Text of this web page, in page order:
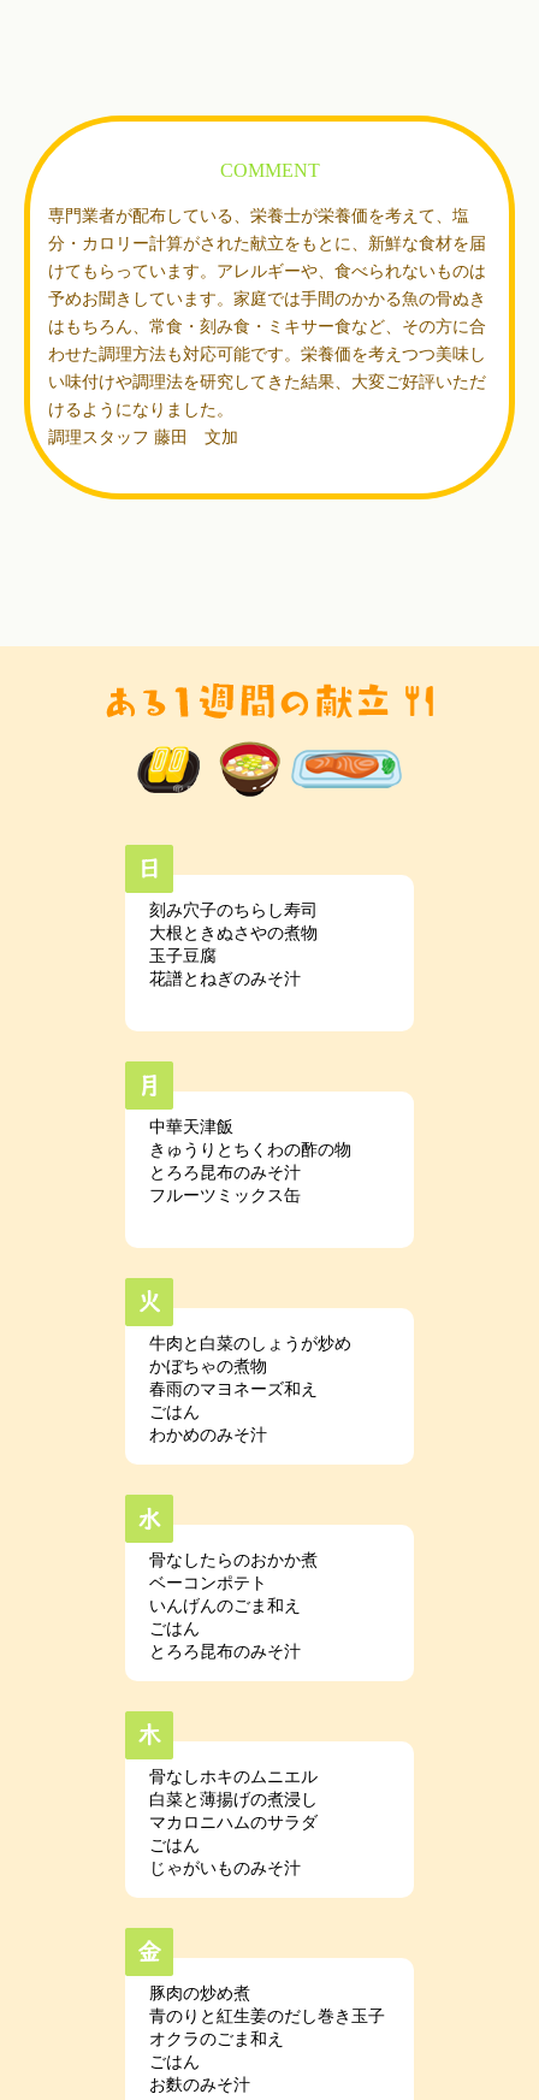
COMMENT
専門業者が配布している、栄養士が栄養価を考えて、塩
分・カロリー計算がされた献立をもとに、新鮮な食材を届
けてもらっています。アレルギーや、食べられないものは
予めお聞きしています。家庭では手間のかかる魚の骨ぬき
はもちろん、常食・刻み食・ミキサー食など、その方に合
わせた調理方法も対応可能です。栄養価を考えつつ美味し
い味付けや調理法を研究してきた結果、大変ご好評いただ
けるようになりました。
調理スタッフ 藤田 文加
刻み穴子のちらし寿司
大根ときぬさやの煮物
玉子豆腐
花譜とねぎのみそ汁
中華天津飯
きゅうりとちくわの酢の物
とろろ昆布のみそ汁
フルーツミックス缶
牛肉と白菜のしょうが炒め
かぼちゃの煮物
春雨のマヨネーズ和え
ごはん
わかめのみそ汁
骨なしたらのおかか煮
ベーコンポテト
いんげんのごま和え
ごはん
とろろ昆布のみそ汁
骨なしホキのムニエル
白菜と薄揚げの煮浸し
マカロニハムのサラダ
ごはん
じゃがいものみそ汁
豚肉の炒め煮
青のりと紅生姜のだし巻き玉子
オクラのごま和え
ごはん
お麩のみそ汁